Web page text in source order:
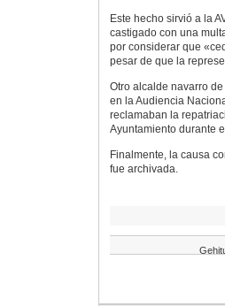
Este hecho sirvió a la
castigado con una
por considerar que
pesar de que la
Otro alcalde navarro
en la Audiencia
reclamaban la
Ayuntamiento durante
Finalmente, la causa
fue archivada.